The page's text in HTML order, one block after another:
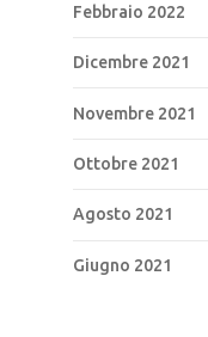
Febbraio 2022
Dicembre 2021
Novembre 2021
Ottobre 2021
Agosto 2021
Giugno 2021